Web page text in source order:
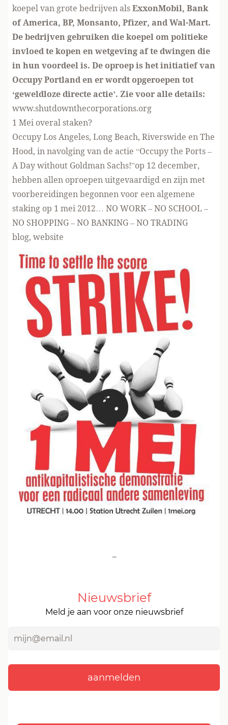
koepel van grote bedrijven alsExxonMobil, Bank
of America, BP, Monsanto, Pfizer, and Wal-Mart.
De bedrijven gebruiken die koepel om politieke
invloed te kopen en wetgeving af te dwingen die
in hun voordeel is. De oproep is het initiatief van
Occupy Portland en er wordt opgeroepen tot
‘geweldloze directe actie’. Zie voor alle details:
www.shutdownthecorporations.org
1 Mei overal staken?
Occupy Los Angeles, Long Beach, Riverswide en The
Hood, in navolging van de actie “Occupy the Ports –
A Day without Goldman Sachs!”op 12 december,
hebben allen oproepen uitgevaardigd en zijn met
voorbereidingen begonnen voor een algemene
staking op 1 mei 2012… NO WORK – NO SCHOOL –
NO SHOPPING – NO BANKING – NO TRADING
blog, website
-
Nieuwsbrief
Meld je aan voor onze nieuwsbrief